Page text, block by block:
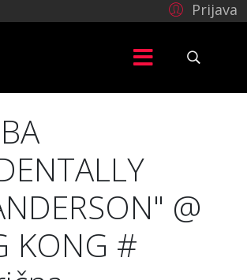
Prijava
@
KONG #